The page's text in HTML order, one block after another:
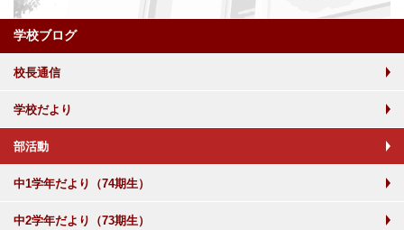
学校ブログ
校長通信
学校だより
部活動
中1学年だより（74期生）
中2学年だより（73期生）